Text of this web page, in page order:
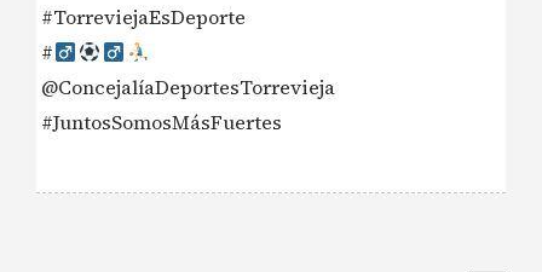
#TorreviejaEsDeporte
#‍
@ConcejalíaDeportesTorrevieja
#JuntosSomosMásFuertes